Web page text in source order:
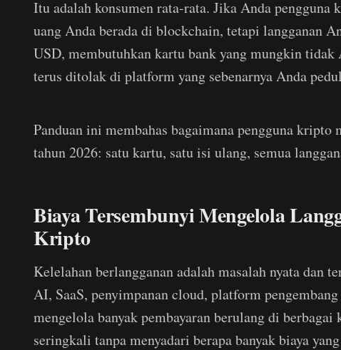
Itu adalah konsumen rata-rata. Jika Anda pengguna
uang Anda berada di blockchain, tetapi langganan
USD, membutuhkan kartu bank yang mungkin
terus ditolak di platform yang sebenarnya Anda
Panduan ini membahas bagaimana pengguna kripto
tahun 2026: satu kartu, satu isi ulang, semua
Biaya Tersembunyi Mengelola
Kripto
Kelelahan berlangganan adalah masalah nyata dan
AI, SaaS, penyimpanan cloud, platform
mengelola banyak pembayaran berulang di berbagai
seringkali tanpa menyadari berapa banyak biaya